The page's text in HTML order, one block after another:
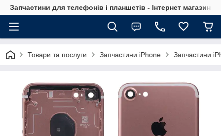
Запчастини для телефонів і планшетів - Інтернет магазин
Товари та послуги Запчастини iPhone Запчастини